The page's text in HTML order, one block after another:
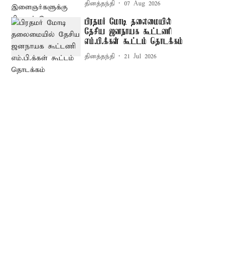
தினத்தந்தி 07 Aug 2026
பிரதமர் மோடி தலைமையில்
தேசிய ஜனநாயக கூட்டணி
எம்.பி.க்கள் கூட்டம் தொடக்கம்
தினத்தந்தி 21 Jul 2026